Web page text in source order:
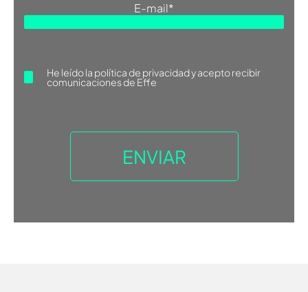
E-mail*
He leído la política de privacidady acepto recibir
comunicaciones de Effe